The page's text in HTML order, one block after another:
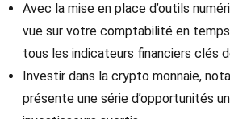
Avec la mise en place d’outils
vue sur votre comptabilité en
tous les indicateurs financiers clés
Investir dans la crypto monnaie,
présente une série d’opportunités